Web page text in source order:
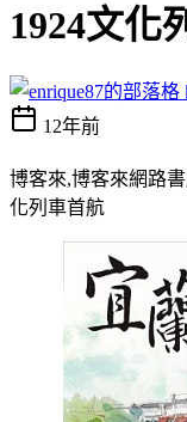
1924文化
12年前
博客來,博客來網路
化列車首航